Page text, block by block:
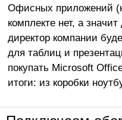
Офисных приложений
комплекте нет, а
директор компании
для таблиц и
покупать Microsoft
итоги: из коробки